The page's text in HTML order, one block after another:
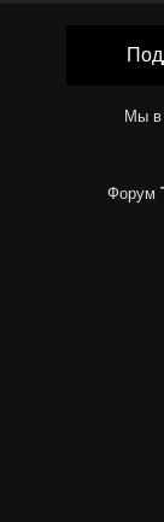
Мы в
Форум